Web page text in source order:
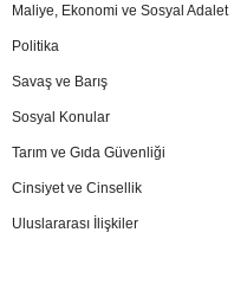
Maliye, Ekonomi ve Sosyal Adalet
Politika
Savaş ve Barış
Sosyal Konular
Tarım ve Gıda Güvenliği
Cinsiyet ve Cinsellik
Uluslararası İlişkiler